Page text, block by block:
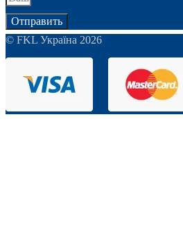
Отправить
© FKL Україна 2026